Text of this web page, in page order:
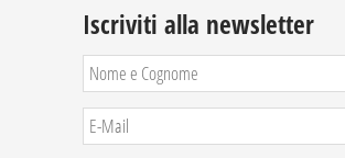
Iscriviti alla newsletter